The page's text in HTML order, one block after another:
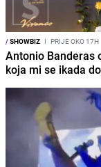
/SHOWBIZ I PRIJE OKO 17H
Antonio Banderas
koja mi se ikada